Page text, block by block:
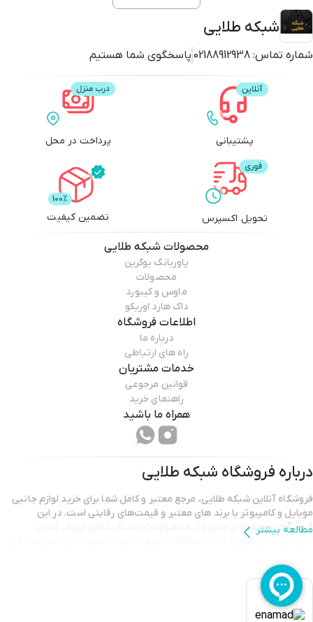
شبکه طلایی
شماره تماس: 02188912938 پاسخگوی شما هستیم
پشتیبانی پرداخت در محل
تحویل اکسپرس تضمین کیفیت
محصولات شبکه طلایی
پاوربانک یوگرین
محصولات
ماوس و کیبورد
داک هارد اوریکو
اطلاعات فروشگاه
درباره ما
راه های ارتباطی
خدمات مشتریان
قوانین مرجوعی
راهنمای خرید
همراه ما باشید
درباره فروشگاه شبکه طلایی
فروشگاه آنلاین شبکه طلایی، مرجع معتبر و کامل شما برای خرید لوازم جانبی
موبایل و کامپیوتر با برند هاي معتبر و قیمت‌های رقابتی است. در این
فروشگاه، مجموعه‌ای متنوع از محصولات اورجینال شامل ايرپاد، شارژر،
تضمین اصالت کالا و خدمات پشتیبانی حرفه‌ای، همراه همیشگی نیازهای
دیجیتال شما است.
مطالعه بیشتر